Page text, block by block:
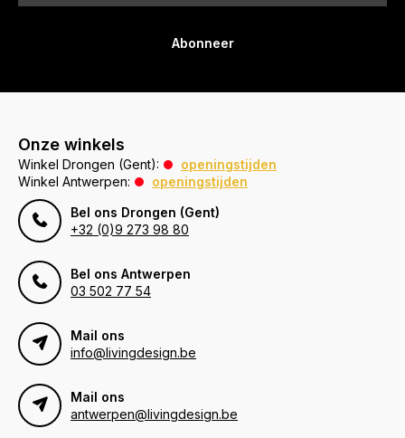
Abonneer
Onze winkels
Winkel Drongen (Gent):
openingstijden
Winkel Antwerpen:
openingstijden
Bel ons Drongen (Gent)
+32 (0)9 273 98 80
Bel ons Antwerpen
03 502 77 54
Mail ons
info@livingdesign.be
Mail ons
antwerpen@livingdesign.be